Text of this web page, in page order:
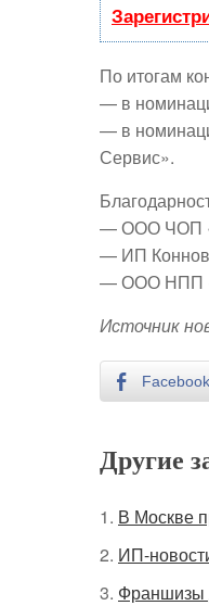
По итогам
— в
— в
Сервис».
— ООО ЧОП
— ИП
— ООО НПП
Источник
Facebook
Другие
В Москве
ИП-
Франшизы